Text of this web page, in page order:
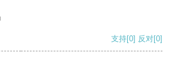
支持[0] 反对[0]